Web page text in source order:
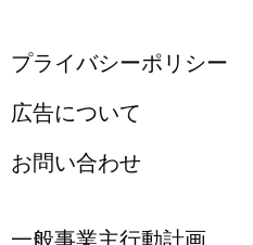
プライバシーポリシー
広告について
お問い合わせ
一般事業主行動計画